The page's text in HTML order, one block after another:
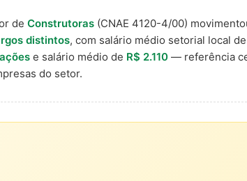
de Construtoras (CNAE 4120-4/00)
distintos, com salário médio setorial local de
e salário médio de R$ 2.110 — referência
do setor.